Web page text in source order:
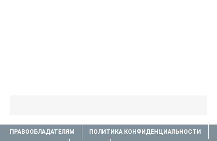
ПРАВООБЛАДАТЕЛЯМ ПОЛИТИКА КОНФИДЕНЦИАЛЬНОСТИ